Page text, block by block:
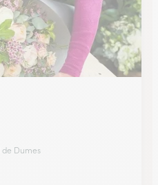
de Dumes